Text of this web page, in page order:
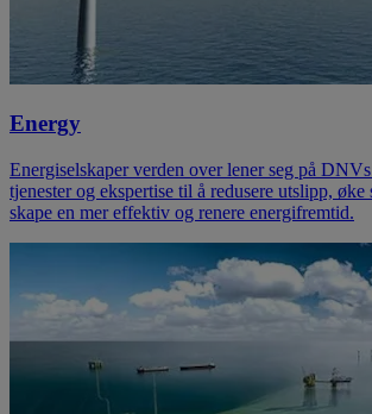
Energy
Energiselskaper verden over lener seg på
tjenester og ekspertise til å redusere utslipp, øke
skape en mer effektiv og renere energifremtid.